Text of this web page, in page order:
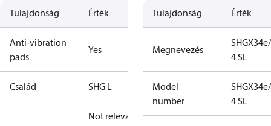
Tulajdonság Érték
Anti-vibration
pads
Yes
Család SHG L
Not relevant
Tulajdonság Érték
Megnevezés
4 SL
Model
number
4 SL